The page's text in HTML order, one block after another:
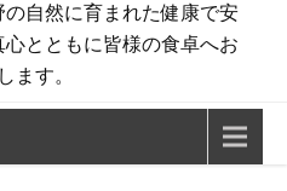
自然に育まれた健康で安
とともに皆様の食卓へお
ます。